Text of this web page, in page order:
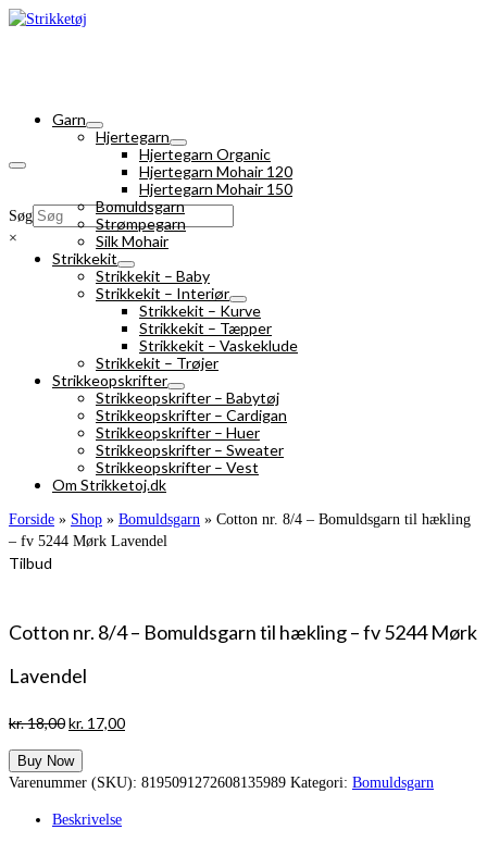
Søg
×
Garn
Hjertegarn
Hjertegarn Organic
Hjertegarn Mohair 120
Hjertegarn Mohair 150
Bomuldsgarn
Strømpegarn
Silk Mohair
Strikkekit
Strikkekit – Baby
Strikkekit – Interiør
Strikkekit – Kurve
Strikkekit – Tæpper
Strikkekit – Vaskeklude
Strikkekit – Trøjer
Strikkeopskrifter
Strikkeopskrifter – Babytøj
Strikkeopskrifter – Cardigan
Strikkeopskrifter – Huer
Strikkeopskrifter – Sweater
Strikkeopskrifter – Vest
Om Strikketoj.dk
Forside » Shop » Bomuldsgarn » Cotton nr. 8/4 – Bomuldsgarn til hækling
– fv 5244 Mørk Lavendel
Tilbud
Cotton nr. 8/4 – Bomuldsgarn til hækling – fv 5244 Mørk
Lavendel
kr.18,00Den
pris
var:
kr. 17,00Den
er:
Buy Now
Varenummer (SKU): 8195091272608135989 Kategori: Bomuldsgarn
Beskrivelse